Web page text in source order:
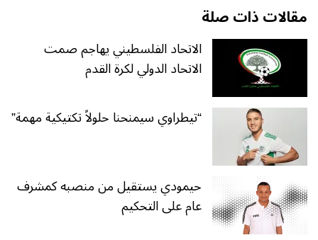
مقالات ذات صلة
الاتحاد الفلسطيني يهاجم صمت
الاتحاد الدولي لكرة القدم
“تيطراوي سيمنحنا حلولاً تكتيكية مهمة”
حيمودي يستقيل من منصبه كمشرف
عام على التحكيم